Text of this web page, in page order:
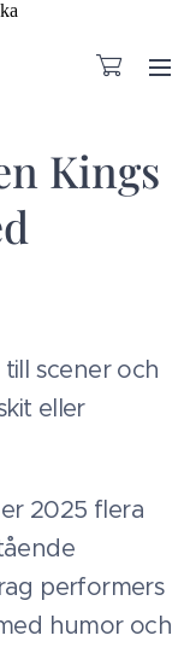
Kings
scener och
eller
2025 flera
performers
humor och